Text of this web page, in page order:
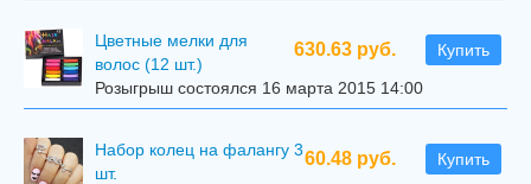
630.63 руб. Купить
Цветные мелки для
волос (12 шт.)
Розыгрыш состоялся 16 марта 2015 14:00
60.48 руб. Купить
Набор колец на фалангу 3
шт.